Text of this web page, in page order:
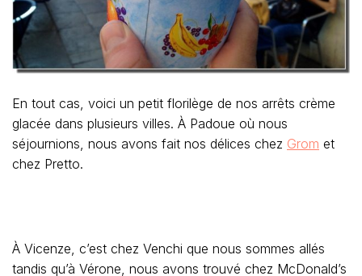
En tout cas, voici un petit florilège de nos arrêts crème
glacée dans plusieurs villes. À Padoue où nous
séjournions, nous avons fait nos délices chez Grom et
chez Pretto.
À Vicenze, c’est chez Venchi que nous sommes allés
tandis qu’à Vérone, nous avons trouvé chez McDonald’s